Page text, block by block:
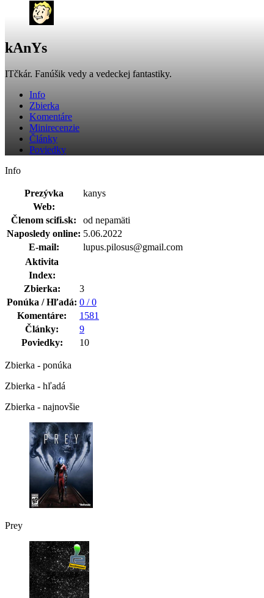
kAnYs
ITčkár. Fanúšik vedy a vedeckej fantastiky.
Info
Zbierka
Komentáre
Minirecenzie
Články
Poviedky
Info
Prezývka
kanys
Web:
Členom scifi.sk:
od nepamäti
Naposledy online: 5.06.2022
E-mail:
lupus.pilosus@gmail.com
Aktivita
Index:
Zbierka:
3
Ponúka / Hľadá: 0 / 0
Komentáre:
1581
Články:
9
Poviedky:
10
Zbierka - ponúka
Zbierka - hľadá
Zbierka - najnovšie
Prey